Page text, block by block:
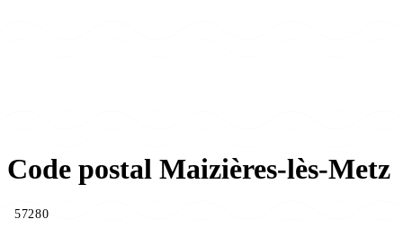
Code postal Maizières-lès-Metz
57280